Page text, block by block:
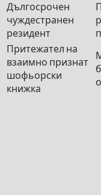
Дългосрочен
чуждестранен
резидент
Притежател на
взаимно признат
шофьорски
книжка